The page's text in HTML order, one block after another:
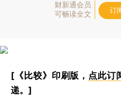
财新通会员
可畅读全文
订
[《比较》印刷版， 点此订
递。]